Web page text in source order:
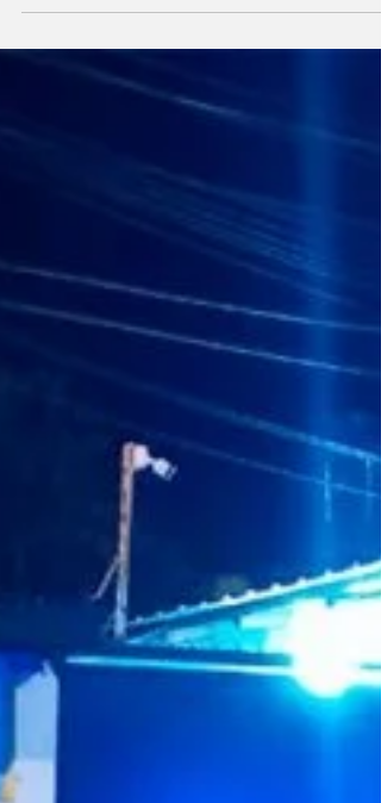
igualdad de...